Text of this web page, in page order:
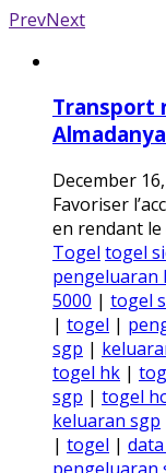
PrevNext
Transport
December
Favoriser
en rendant
Togel togel
pengeluaran
5000 | togel
| togel |
sgp |
togel hk |
sgp | togel
keluaran sgp
| togel |